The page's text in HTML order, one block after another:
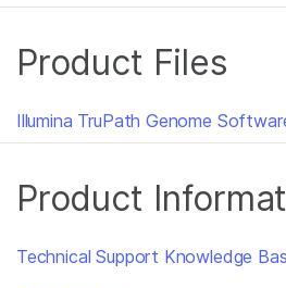
Product Files
Illumina TruPath Genome
Product
Technical Support Knowledge